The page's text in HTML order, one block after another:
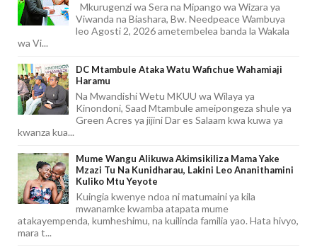
Mkurugenzi wa Sera na Mipango wa Wizara ya
Viwanda na Biashara, Bw. Needpeace Wambuya
leo Agosti 2, 2026 ametembelea banda la Wakala
wa Vi...
DC Mtambule Ataka Watu Wafichue Wahamiaji
Haramu
Na Mwandishi Wetu MKUU wa Wilaya ya
Kinondoni, Saad Mtambule ameipongeza shule ya
Green Acres ya jijini Dar es Salaam kwa kuwa ya
kwanza kua...
Mume Wangu Alikuwa Akimsikiliza Mama Yake
Mzazi Tu Na Kunidharau, Lakini Leo Ananithamini
Kuliko Mtu Yeyote
Kuingia kwenye ndoa ni matumaini ya kila
mwanamke kwamba atapata mume
atakayempenda, kumheshimu, na kuilinda familia yao. Hata hivyo,
mara t...